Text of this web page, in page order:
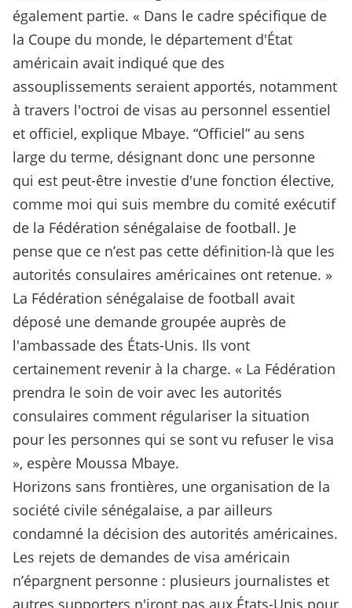
également partie. « Dans le cadre spécifique de
la Coupe du monde, le département d'État
américain avait indiqué que des
assouplissements seraient apportés, notamment
à travers l'octroi de visas au personnel essentiel
et officiel, explique Mbaye. “Officiel” au sens
large du terme, désignant donc une personne
qui est peut-être investie d'une fonction élective,
comme moi qui suis membre du comité exécutif
de la Fédération sénégalaise de football. Je
pense que ce n’est pas cette définition-là que les
autorités consulaires américaines ont retenue. »
La Fédération sénégalaise de football avait
déposé une demande groupée auprès de
l'ambassade des États-Unis. Ils vont
certainement revenir à la charge. « La Fédération
prendra le soin de voir avec les autorités
consulaires comment régulariser la situation
pour les personnes qui se sont vu refuser le visa
», espère Moussa Mbaye.
Horizons sans frontières, une organisation de la
société civile sénégalaise, a par ailleurs
condamné la décision des autorités américaines.
Les rejets de demandes de visa américain
n’épargnent personne : plusieurs journalistes et
autres supporters n'iront pas aux États-Unis pour